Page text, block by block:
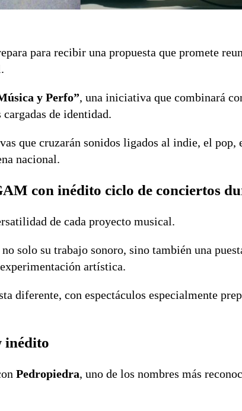
para recibir una propuesta que promete
y Perfo”, una iniciativa que combinará
de identidad.
que cruzarán sonidos ligados al indie, el
nacional.
con inédito ciclo de conciertos
de cada proyecto musical.
solo su trabajo sonoro, sino también una
artística.
diferente, con espectáculos especialmente
inédito
Pedropiedra, uno de los nombres más